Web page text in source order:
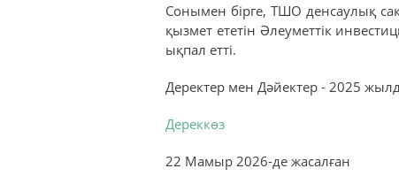
Сонымен бірге, ТШО денсаулық
қызмет ететін Әлеуметтік
ықпал етті.
Деректер мен Дәйектер - 2025
Дереккөз
22 Мамыр 2026-де жасалған